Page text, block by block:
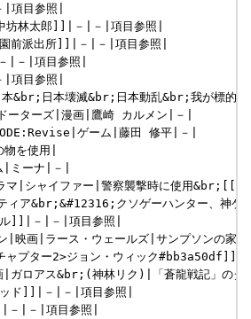
目参照|
坊林太郎]]|－|－|項目参照|
前派出所]]|－|－|項目参照|
|－|項目参照|
目参照|
本&br;日本壊滅&br;日本動乱&br;我が標的
ーターズ|漫画|鷹崎 カルメン|－|
ゲーム|藤田 修平|－|
を使用|
|ミーナ|－|
マ|シャイファー|警察襲撃時に使用&br;[[
ィア&br;&#12316;クソゲーハンター、神
ル]]|－|－|項目参照|
|映画|ラース・ウェールズ|サンプソンの家
ャプター2>ジョン・ウィック
|ガロアス&br;(神林リク)|「蒼龍戦記」のダ
ッド]]|－|－|項目参照|
－|－|項目参照|